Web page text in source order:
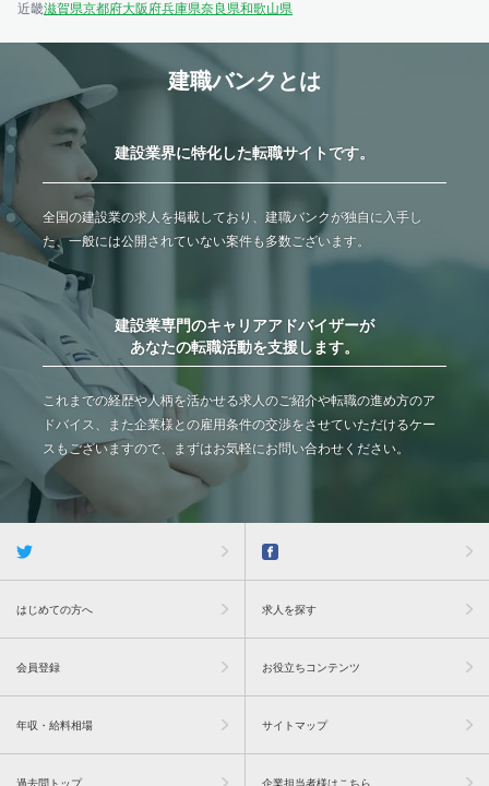
近畿滋賀県京都府大阪府兵庫県奈良県和歌山県
建職バンクとは
建設業界に特化した転職サイトです。
全国の建設業の求人を掲載しており、建職バンクが独自に入手し
た、一般には公開されていない案件も多数ございます。
建設業専門のキャリアアドバイザーが
あなたの転職活動を支援します。
これまでの経歴や人柄を活かせる求人のご紹介や転職の進め方のア
ドバイス、また企業様との雇用条件の交渉をさせていただけるケー
スもございますので、まずはお気軽にお問い合わせください。
はじめての方へ 求人を探す
会員登録 お役立ちコンテンツ
年収・給料相場 サイトマップ
過去問トップ 企業担当者様はこちら